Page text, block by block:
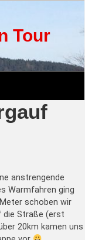
Tour
anstrengende
Warmfahren ging
schoben wir
die Straße (erst
20km kamen uns